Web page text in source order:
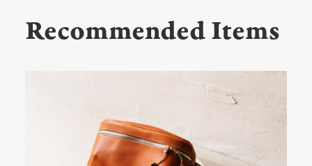
Recommended Items